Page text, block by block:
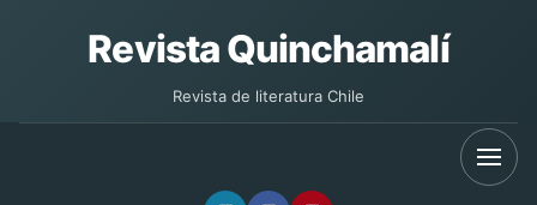
Revista Quinchamalí
Revista de literatura Chile